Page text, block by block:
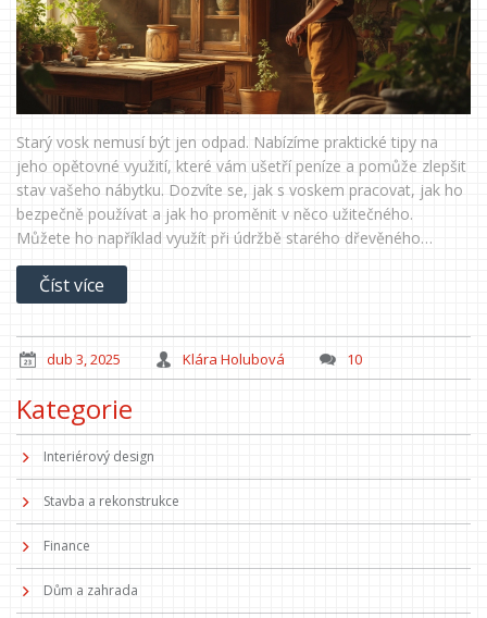
Starý vosk nemusí být jen odpad. Nabízíme praktické tipy na
jeho opětovné využití, které vám ušetří peníze a pomůže zlepšit
stav vašeho nábytku. Dozvíte se, jak s voskem pracovat, jak ho
bezpečně používat a jak ho proměnit v něco užitečného.
Můžete ho například využít při údržbě starého dřevěného
nábytku, nebo ho kreativně recyklovat. Objevte nové cesty, jak
starý vosk přeměnit na poklady ve vaší domácnosti.
Číst více
dub 3, 2025 Klára Holubová 10
Kategorie
Interiérový design
Stavba a rekonstrukce
Finance
Dům a zahrada